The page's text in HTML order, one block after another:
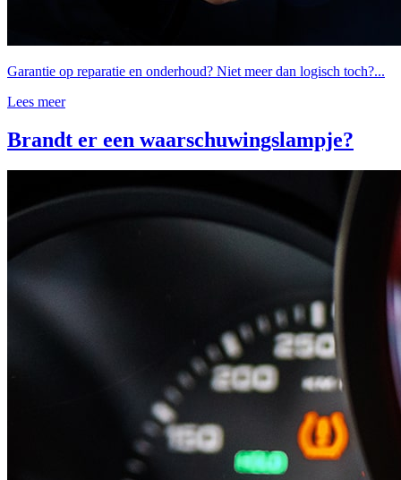
Garantie op reparatie en onderhoud? Niet meer dan logisch toch?...
Lees meer
Brandt er een waarschuwingslampje?